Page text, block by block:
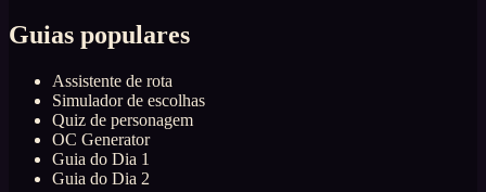
Guias populares
Assistente de rota
Simulador de escolhas
Quiz de personagem
OC Generator
Guia do Dia 1
Guia do Dia 2